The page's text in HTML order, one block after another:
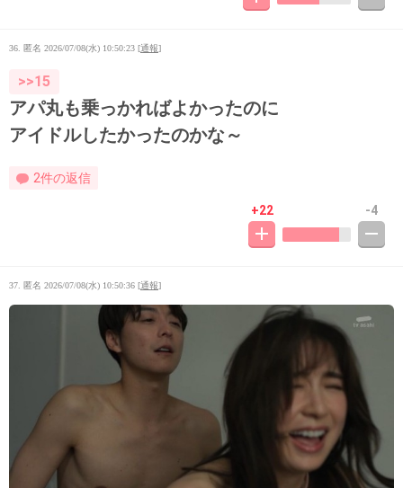
36. 匿名 2026/07/08(水) 10:50:23 [通報]
>>15
アパ丸も乗っかればよかったのに
アイドルしたかったのかな～
2件の返信
+22 -4
37. 匿名 2026/07/08(水) 10:50:36 [通報]